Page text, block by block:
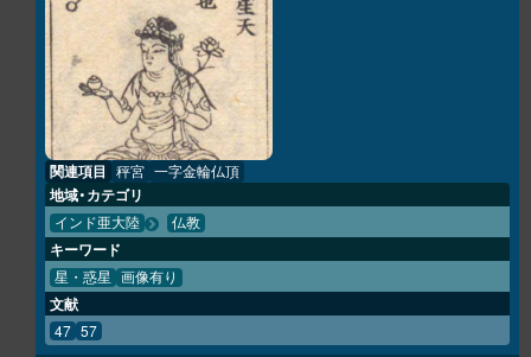
関連項目 秤宮 一字金輪仏頂
地域・カテゴリ
インド亜大陸 仏教
キーワード
星・惑星 画像有り
文献
47 57